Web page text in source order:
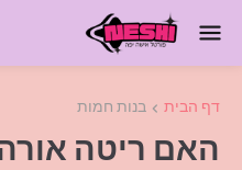
דף הבית בנות חמות
האם ריטה